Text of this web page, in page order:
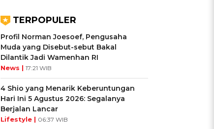
TERPOPULER
Profil Norman Joesoef, Pengusaha
Muda yang Disebut-sebut Bakal
Dilantik Jadi Wamenhan RI
News | 17:21 WIB
4 Shio yang Menarik Keberuntungan
Hari Ini 5 Agustus 2026: Segalanya
Berjalan Lancar
Lifestyle | 06:37 WIB